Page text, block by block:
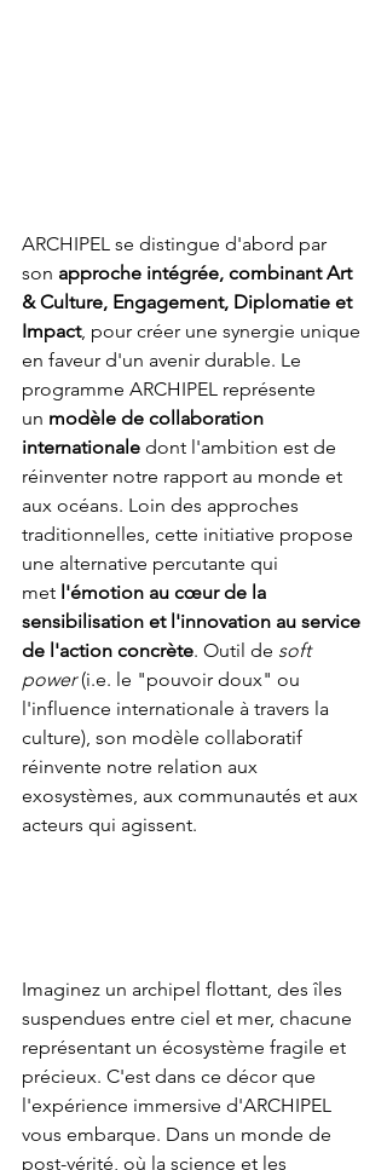
ARCHIPEL se distingue d'abord par
son approche intégrée, combinant Art
& Culture, Engagement, Diplomatie et
Impact, pour créer une synergie unique
en faveur d'un avenir durable. Le
programme ARCHIPEL représente
un modèle de collaboration
internationale dont l'ambition est de
réinventer notre rapport au monde et
aux océans. Loin des approches
traditionnelles, cette initiative propose
une alternative percutante qui
met l'émotion au cœur de la
sensibilisation et l'innovation au service
de l'action concrète. Outil de soft
power (i.e. le "pouvoir doux" ou
l'influence internationale à travers la
culture), son modèle collaboratif
réinvente notre relation aux
exosystèmes, aux communautés et aux
acteurs qui agissent.
Imaginez un archipel flottant, des îles
suspendues entre ciel et mer, chacune
représentant un écosystème fragile et
précieux. C'est dans ce décor que
l'expérience immersive d'ARCHIPEL
vous embarque. Dans un monde de
post-vérité, où la science et les